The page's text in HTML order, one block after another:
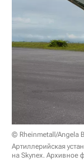
© Rheinmetall/Angela
Артиллерийская
на Skynex. Архивное